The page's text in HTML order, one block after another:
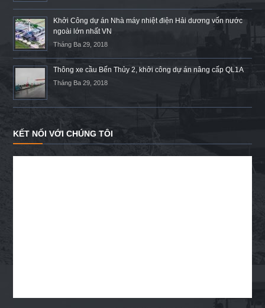
Khởi Công dự án Nhà máy nhiệt điện Hải dương vốn nước
ngoài lớn nhất VN
Tháng Ba 29, 2018
Thông xe cầu Bến Thủy 2, khởi công dự án nâng cấp QL1A
Tháng Ba 29, 2018
KẾT NỐI VỚI CHÚNG TÔI